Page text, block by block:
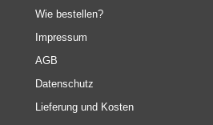
Wie bestellen?
Impressum
AGB
Datenschutz
Lieferung und Kosten